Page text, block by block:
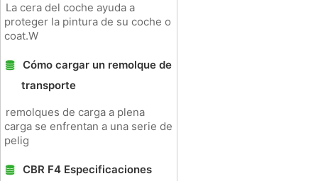
La cera del coche ayuda a
proteger la pintura de su coche o
coat.W
Cómo cargar un remolque de
transporte
remolques de carga a plena
carga se enfrentan a una serie de
pelig
CBR F4 Especificaciones